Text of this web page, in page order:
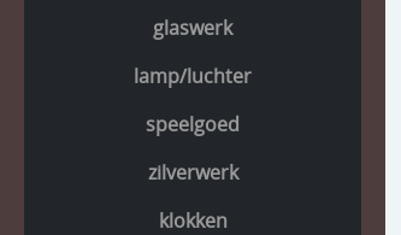
glaswerk
lamp/luchter
speelgoed
zilverwerk
klokken